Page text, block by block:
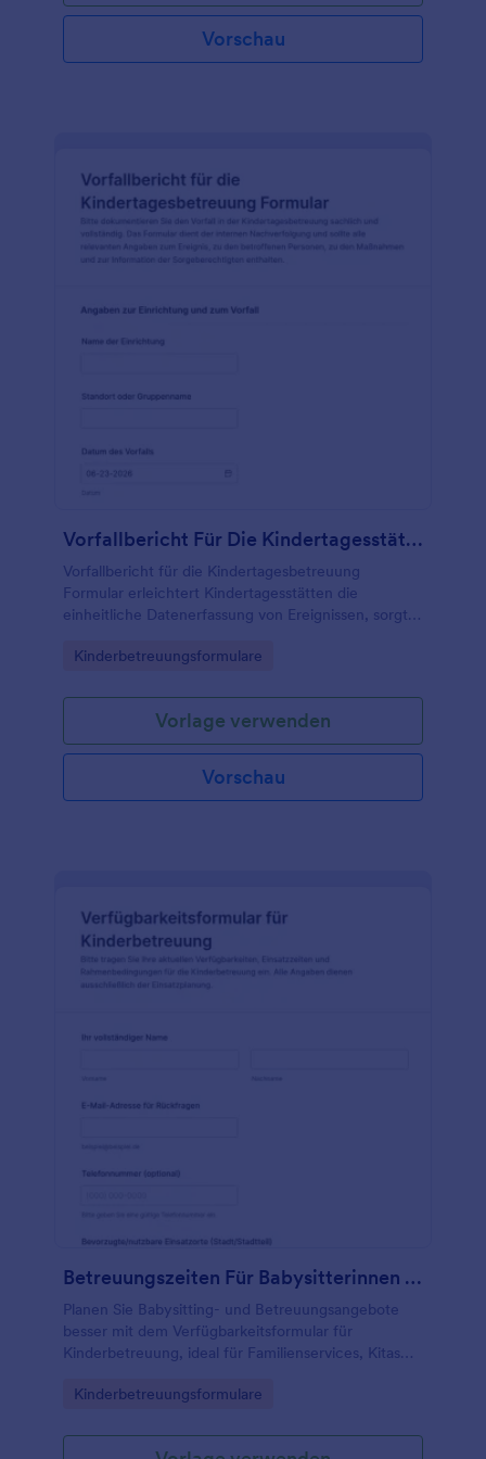
Vorschau
Vorfallbericht Für Die Kindertagesstätte Form
Vorfallbericht für die Kindertagesbetreuung
Formular erleichtert Kindertagesstätten die
einheitliche Datenerfassung von Ereignissen, sorgt
Teams bei interner Abstimmung und
Go to Category:
Kinderbetreuungsformulare
Vorlage verwenden
Vorschau
Betreuungszeiten Für Babysitterinnen Und Babysitter Form
Planen Sie Babysitting- und Betreuungsangebote
besser mit dem Verfügbarkeitsformular für
Kinderbetreuung, ideal für Familienservices, Kitas
schnellen Auswertung in Jotform.
Go to Category:
Kinderbetreuungsformulare